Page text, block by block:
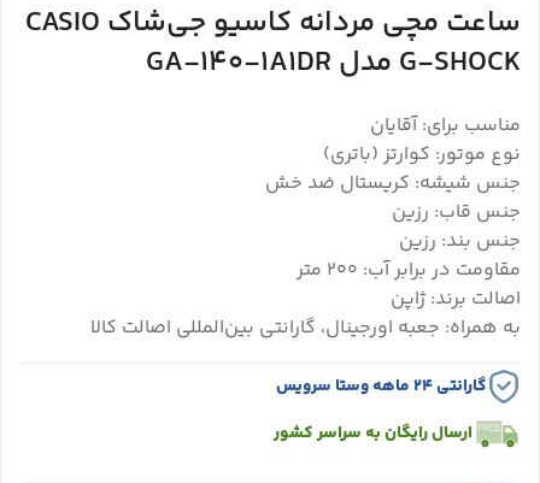
ساعت مچی مردانه کاسیو جی‌شاک CASIO
G-SHOCK مدل GA-140-1A1DR
مناسب برای: آقایان
نوع موتور: کوارتز (باتری)
جنس شیشه: کریستال ضد خش
جنس قاب: رزین
جنس بند: رزین
مقاومت در برابر آب: ۲۰۰ متر
اصالت برند: ژاپن
به همراه: جعبه اورجینال، گارانتی بین‌المللی اصالت کالا
گارانتی ۲۴ ماهه وستا سرویس
ارسال رایگان به سراسر کشور